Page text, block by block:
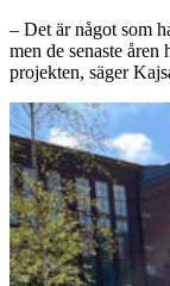
– Det är något som
men de senaste
projekten, säger